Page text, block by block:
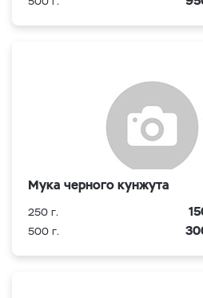
Мука черного кунжута
250 г.
500 г.